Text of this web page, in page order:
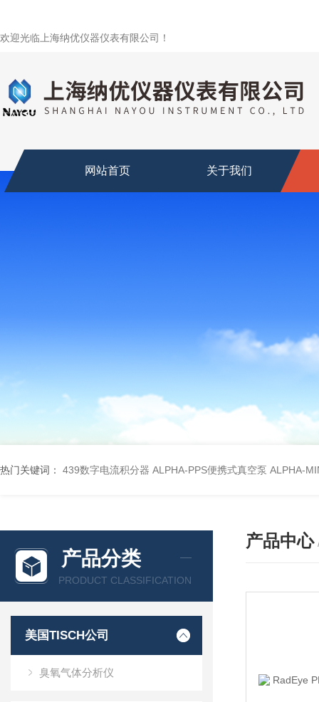
欢迎光临上海纳优仪器仪表有限公司！
网站首页 关于我们
热门关键词： 439数字电流积分器 ALPHA-PPS便携式真空泵 ALPHA-
产品分类
PRODUCT CLASSIFICATION
美国TISCH公司
臭氧气体分析仪
产品中心